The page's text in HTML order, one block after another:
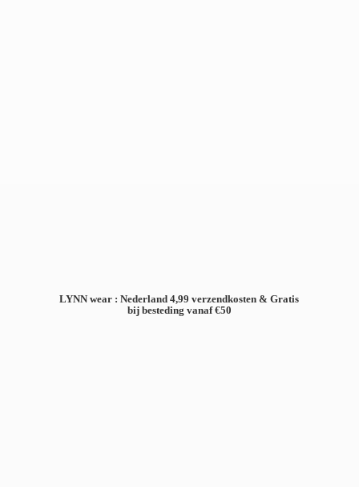
LYNN wear : Nederland 4,99 verzendkosten & Gratis
bij besteding vanaf €50